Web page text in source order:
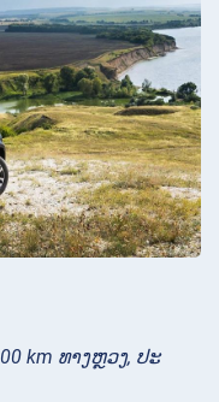
km ທາງ​ຫຼວງ​, ປະ​